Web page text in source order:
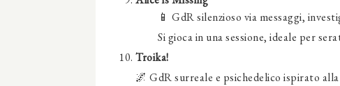
📱 GdR silenzioso via messaggi,
Si gioca in una sessione, ideale per
Troika!
🌌 GdR surreale e psichedelico ispirato